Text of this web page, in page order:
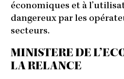
économiques et à
dangereux par les
secteurs.
MINISTERE DE
LA RELANCE